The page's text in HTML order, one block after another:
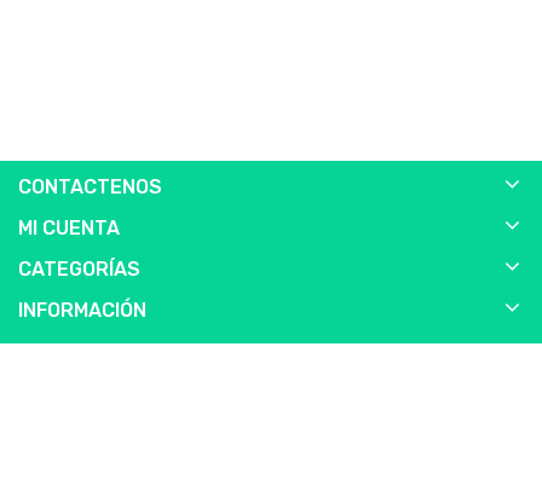
CONTACTENOS
MI CUENTA
CATEGORÍAS
INFORMACIÓN